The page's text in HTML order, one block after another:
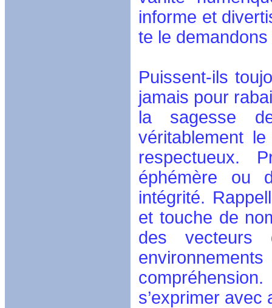
informe et
te le
Puissent-ils
jamais pour
la sagesse
véritablement
respectueux.
éphémère ou
intégrité.
et touche de
des vecteurs
s’exprimer avec